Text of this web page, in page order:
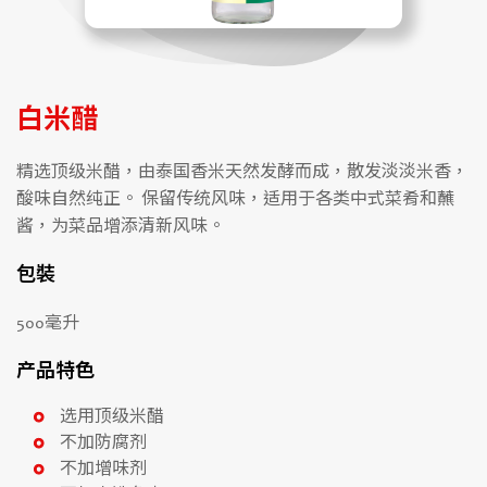
白米醋
精选顶级米醋，由泰国香米天然发酵而成，散发淡淡米香，
酸味自然纯正。 保留传统风味，适用于各类中式菜肴和蘸
酱，为菜品增添清新风味。
包裝
500毫升
产品特色
选用顶级米醋
不加防腐剂
不加增味剂